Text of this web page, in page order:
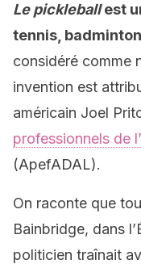
Le pickleballest
tennis,
considéré comme
invention est
américain Joel
professionnels de
(ApefADAL).
On raconte que
Bainbridge, dans
politicien traînait